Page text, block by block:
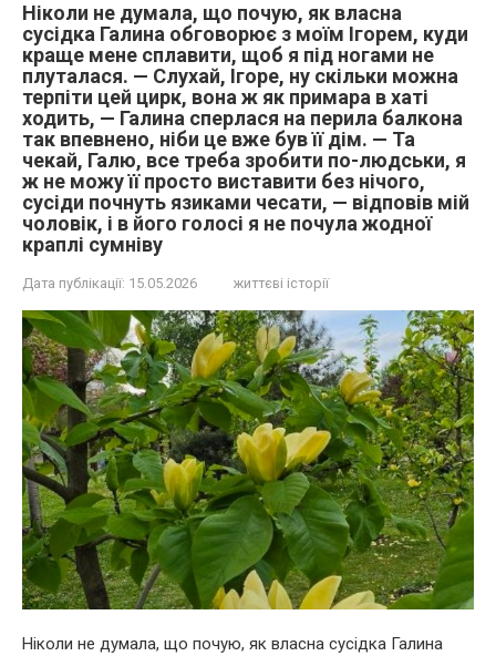
Ніколи не думала, що почую, як власна
сусідка Галина обговорює з моїм Ігорем, куди
краще мене сплавити, щоб я під ногами не
плуталася. — Слухай, Ігоре, ну скільки можна
терпіти цей цирк, вона ж як примара в хаті
ходить, — Галина сперлася на перила балкона
так впевнено, ніби це вже був її дім. — Та
чекай, Галю, все треба зробити по-людськи, я
ж не можу її просто виставити без нічого,
сусіди почнуть язиками чесати, — відповів мій
чоловік, і в його голосі я не почула жодної
краплі сумніву
Дата публікації: 15.05.2026 життєві історії
Ніколи не думала, що почую, як власна сусідка Галина